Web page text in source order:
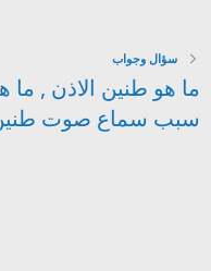
سؤال وجواب
ما هو طنين الاذن ,
سبب سماع صوت